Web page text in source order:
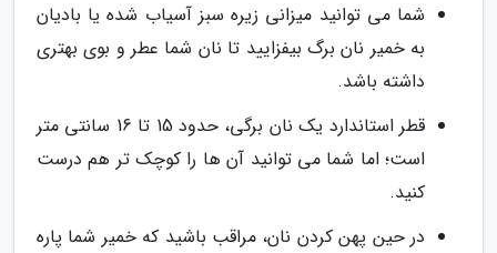
شما می توانید میزانی زیره سبز آسیاب شده یا بادیان
به خمیر نان برگ بیفزایید تا نان شما عطر و بوی بهتری
داشته باشد.
قطر استاندارد یک نان برگی، حدود 15 تا 16 سانتی متر
است؛ اما شما می توانید آن ها را کوچک تر هم درست
کنید.
در حین پهن کردن نان، مراقب باشید که خمیر شما پاره